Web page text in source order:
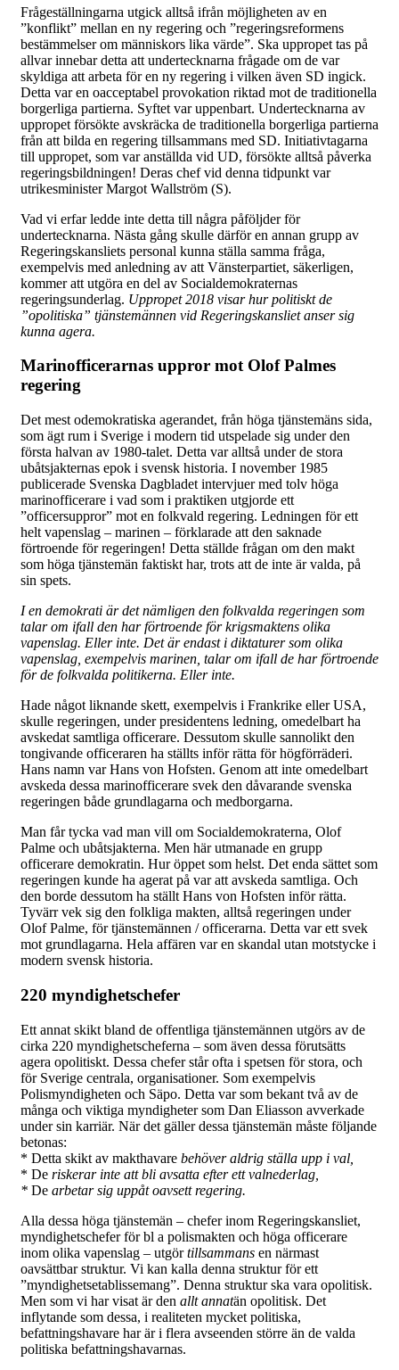
Frågeställningarna utgick alltså ifrån möjligheten av en
”konflikt” mellan en ny regering och ”regeringsreformens
bestämmelser om människors lika värde”. Ska uppropet tas på
allvar innebar detta att undertecknarna frågade om de var
skyldiga att arbeta för en ny regering i vilken även SD ingick.
Detta var en oacceptabel provokation riktad mot de traditionella
borgerliga partierna. Syftet var uppenbart. Undertecknarna av
uppropet försökte avskräcka de traditionella borgerliga partierna
från att bilda en regering tillsammans med SD. Initiativtagarna
till uppropet, som var anställda vid UD, försökte alltså påverka
regeringsbildningen! Deras chef vid denna tidpunkt var
utrikesminister Margot Wallström (S).
Vad vi erfar ledde inte detta till några påföljder för
undertecknarna. Nästa gång skulle därför en annan grupp av
Regeringskansliets personal kunna ställa samma fråga,
exempelvis med anledning av att Vänsterpartiet, säkerligen,
kommer att utgöra en del av Socialdemokraternas
regeringsunderlag. Uppropet 2018 visar hur politiskt de
”opolitiska” tjänstemännen vid Regeringskansliet anser sig
kunna agera.
Marinofficerarnas uppror mot Olof Palmes
regering
Det mest odemokratiska agerandet, från höga tjänstemäns sida,
som ägt rum i Sverige i modern tid utspelade sig under den
första halvan av 1980-talet. Detta var alltså under de stora
ubåtsjakternas epok i svensk historia. I november 1985
publicerade Svenska Dagbladet intervjuer med tolv höga
marinofficerare i vad som i praktiken utgjorde ett
”officersuppror” mot en folkvald regering. Ledningen för ett
helt vapenslag – marinen – förklarade att den saknade
förtroende för regeringen! Detta ställde frågan om den makt
som höga tjänstemän faktiskt har, trots att de inte är valda, på
sin spets.
I en demokrati är det nämligen den folkvalda regeringen som
talar om ifall den har förtroende för krigsmaktens olika
vapenslag. Eller inte. Det är endast i diktaturer som olika
vapenslag, exempelvis marinen, talar om ifall de har förtroende
för de folkvalda politikerna. Eller inte.
Hade något liknande skett, exempelvis i Frankrike eller USA,
skulle regeringen, under presidentens ledning, omedelbart ha
avskedat samtliga officerare. Dessutom skulle sannolikt den
tongivande officeraren ha ställts inför rätta för högförräderi.
Hans namn var Hans von Hofsten. Genom att inte omedelbart
avskeda dessa marinofficerare svek den dåvarande svenska
regeringen både grundlagarna och medborgarna.
Man får tycka vad man vill om Socialdemokraterna, Olof
Palme och ubåtsjakterna. Men här utmanade en grupp
officerare demokratin. Hur öppet som helst. Det enda sättet som
regeringen kunde ha agerat på var att avskeda samtliga. Och
den borde dessutom ha ställt Hans von Hofsten inför rätta.
Tyvärr vek sig den folkliga makten, alltså regeringen under
Olof Palme, för tjänstemännen / officerarna. Detta var ett svek
mot grundlagarna. Hela affären var en skandal utan motstycke i
modern svensk historia.
220 myndighetschefer
Ett annat skikt bland de offentliga tjänstemännen utgörs av de
cirka 220 myndighetscheferna – som även dessa förutsätts
agera opolitiskt. Dessa chefer står ofta i spetsen för stora, och
för Sverige centrala, organisationer. Som exempelvis
Polismyndigheten och Säpo. Detta var som bekant två av de
många och viktiga myndigheter som Dan Eliasson avverkade
under sin karriär. När det gäller dessa tjänstemän måste följande
betonas:
* Detta skikt av makthavare behöver aldrig ställa upp i val,
* De riskerar inte att bli avsatta efter ett valnederlag,
* De arbetar sig uppåt oavsett regering.
Alla dessa höga tjänstemän – chefer inom Regeringskansliet,
myndighetschefer för bl a polismakten och höga officerare
inom olika vapenslag – utgörtillsammans en närmast
oavsättbar struktur. Vi kan kalla denna struktur för ett
”myndighetsetablissemang”. Denna struktur ska vara opolitisk.
Men som vi har visat är den allt annatän opolitisk. Det
inflytande som dessa, i realiteten mycket politiska,
befattningshavare har är i flera avseenden större än de valda
politiska befattningshavarnas.